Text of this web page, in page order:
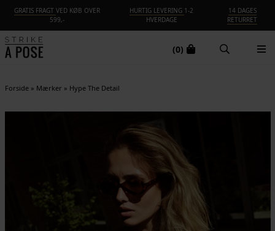
GRATIS FRAGT VED KØB OVER
599,-
HURTIG LEVERING 1-2
HVERDAGE
14 DAGES
RETURRET
(0)
Forside» Mærker » Hype The Detail